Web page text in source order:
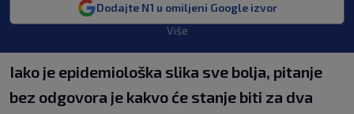
Dodajte N1 u omiljeni Google izvor
Više
Iako je epidemiološka slika sve bolja, pitanje
bez odgovora je kakvo će stanje biti za dva